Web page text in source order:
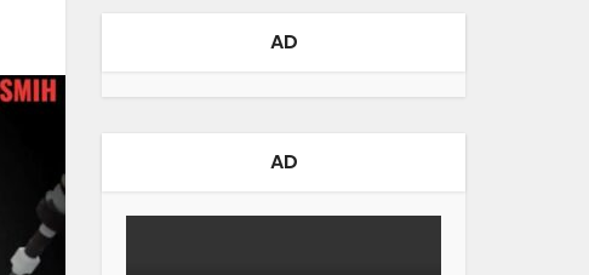
AD
AD